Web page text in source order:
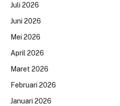
Juli 2026
Juni 2026
Mei 2026
April 2026
Maret 2026
Februari 2026
Januari 2026